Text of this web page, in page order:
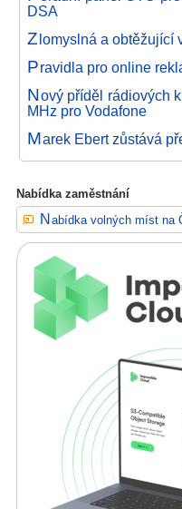
DSA
Zlomyslná a obtěžující
Pravidla pro online
Nový příděl rádiových
MHz pro Vodafone
Marek Ebert zůstává
Nabídka zaměstnání
Nabídka volných míst na